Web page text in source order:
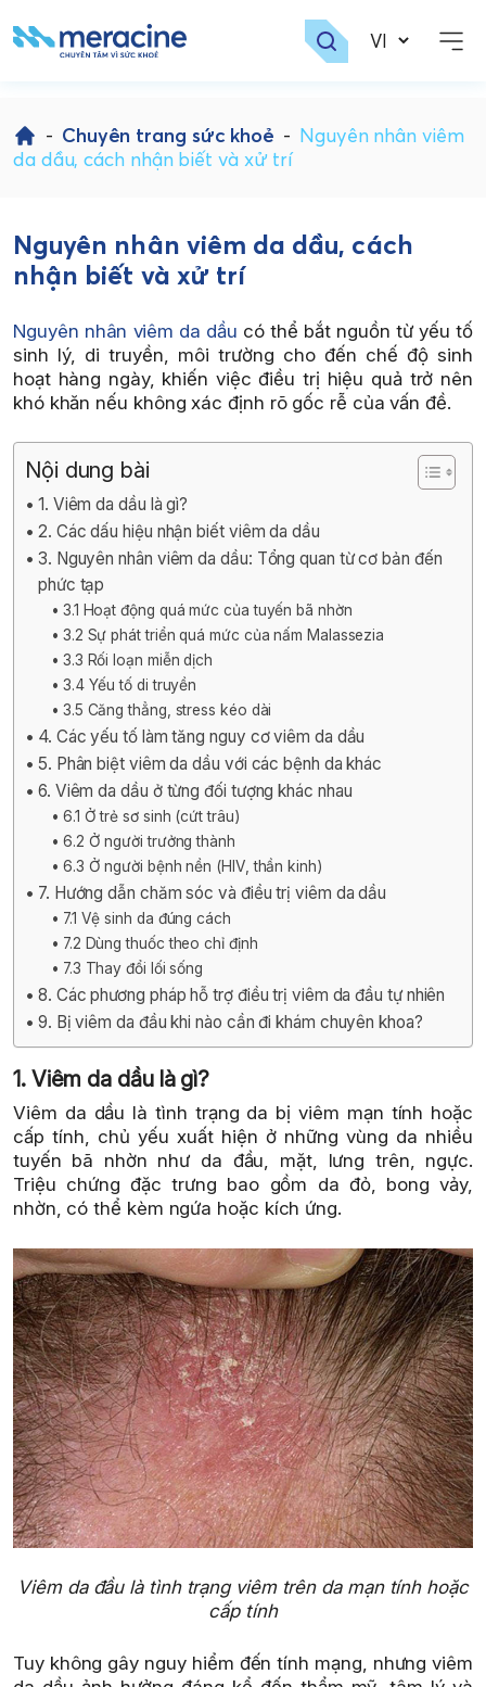
to
content
- Chuyên trang sức khoẻ - Nguyên nhân viêm
da dầu, cách nhận biết và xử trí
Nguyên nhân viêm da dầu, cách
nhận biết và xử trí
Nguyên nhân viêm da dầu có thể bắt nguồn từ yếu tố
sinh lý, di truyền, môi trường cho đến chế độ sinh
hoạt hàng ngày, khiến việc điều trị hiệu quả trở nên
khó khăn nếu không xác định rõ gốc rễ của vấn đề.
Nội dung bài
1. Viêm da dầu là gì?
2. Các dấu hiệu nhận biết viêm da dầu
3. Nguyên nhân viêm da dầu: Tổng quan từ cơ bản đến
phức tạp
3.1 Hoạt động quá mức của tuyến bã nhờn
3.2 Sự phát triển quá mức của nấm Malassezia
3.3 Rối loạn miễn dịch
3.4 Yếu tố di truyền
3.5 Căng thẳng, stress kéo dài
4. Các yếu tố làm tăng nguy cơ viêm da dầu
5. Phân biệt viêm da dầu với các bệnh da khác
6. Viêm da dầu ở từng đối tượng khác nhau
6.1 Ở trẻ sơ sinh (cứt trâu)
6.2 Ở người trưởng thành
6.3 Ở người bệnh nền (HIV, thần kinh)
7. Hướng dẫn chăm sóc và điều trị viêm da dầu
7.1 Vệ sinh da đúng cách
7.2 Dùng thuốc theo chỉ định
7.3 Thay đổi lối sống
8. Các phương pháp hỗ trợ điều trị viêm da đầu tự nhiên
9. Bị viêm da đầu khi nào cần đi khám chuyên khoa?
1. Viêm da dầu là gì?
Viêm da dầu là tình trạng da bị viêm mạn tính hoặc
cấp tính, chủ yếu xuất hiện ở những vùng da nhiều
tuyến bã nhờn như da đầu, mặt, lưng trên, ngực.
Triệu chứng đặc trưng bao gồm da đỏ, bong vảy,
nhờn, có thể kèm ngứa hoặc kích ứng.
Viêm da đầu là tình trạng viêm trên da mạn tính hoặc
cấp tính
Tuy không gây nguy hiểm đến tính mạng, nhưng viêm